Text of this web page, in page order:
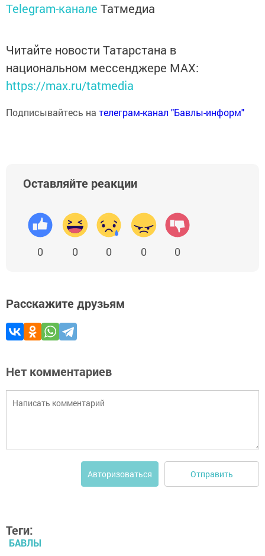
Telegram-канале Татмедиа
Читайте новости Татарстана в
национальном мессенджере MАХ:
https://max.ru/tatmedia
Подписывайтесь на телеграм-канал "Бавлы-информ"
Оставляйте реакции
0 0 0 0 0
Расскажите друзьям
Нет комментариев
Авторизоваться Отправить
Теги:
БАВЛЫ